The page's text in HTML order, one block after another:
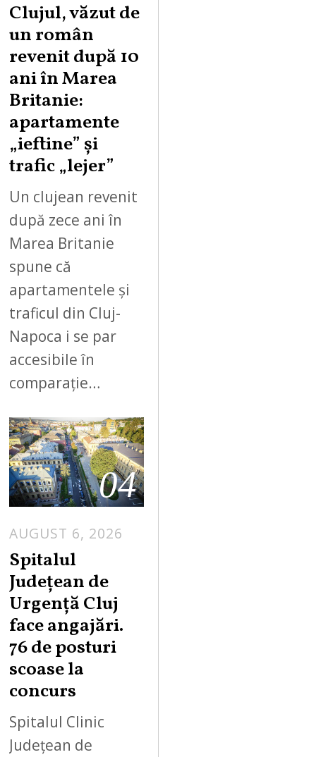
Clujul, văzut de
un român
revenit după 10
ani în Marea
Britanie:
apartamente
„ieftine” și
trafic „lejer”
Un clujean revenit
după zece ani în
Marea Britanie
spune că
apartamentele și
traficul din Cluj-
Napoca i se par
accesibile în
comparație…
04
AUGUST 6, 2026
Spitalul
Județean de
Urgență Cluj
face angajări.
76 de posturi
scoase la
concurs
Spitalul Clinic
Județean de